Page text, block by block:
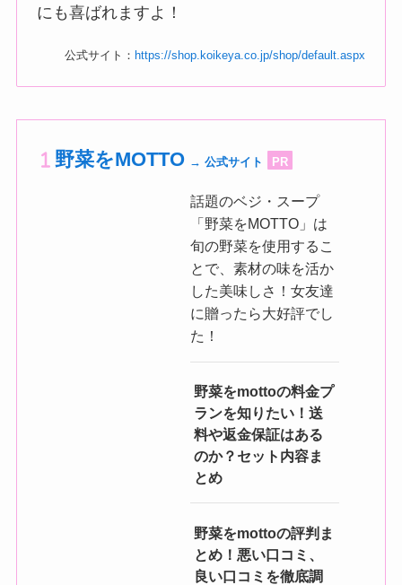
にも喜ばれますよ！
公式サイト： https://shop.koikeya.co.jp/shop/default.aspx
野菜をMOTTO → 公式サイト PR
話題のベジ・スープ
「野菜をMOTTO」は
旬の野菜を使用するこ
とで、素材の味を活か
した美味しさ！女友達
に贈ったら大好評でし
た！
野菜をmottoの料金プ
ランを知りたい！送
料や返金保証はある
のか？セット内容ま
とめ
野菜をmottoの評判ま
とめ！悪い口コミ、
良い口コミを徹底調